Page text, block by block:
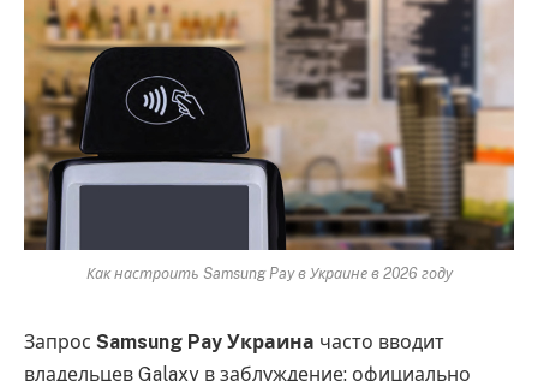
Как настроить Samsung Pay в Украине в 2026 году
Запрос Samsung Pay Украина часто вводит
владельцев Galaxy в заблуждение: официально